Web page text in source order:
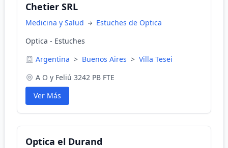
Chetier SRL
Medicina y Salud
Estuches de Optica
Optica - Estuches
Argentina > Buenos Aires > Villa Tesei
A O y Feliú 3242 PB FTE
Ver Más
Optica el Durand